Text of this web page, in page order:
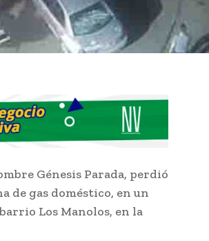
Génesis Parada, perdió
de gas doméstico, en un
Los Manolos, en la